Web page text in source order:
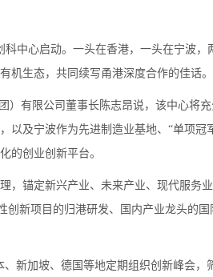
科中心启动。一头在香港，一头在宁波
机生态，共同续写甬港深度合作的佳话。
）有限公司董事长陈志昂说，该中心将
以及宁波作为先进制造业基地、“单项
的创业创新平台。
，锚定新兴产业、未来产业、现代服务
创新项目的归港研发、国内产业龙头的
新加坡、德国等地定期组织创新峰会